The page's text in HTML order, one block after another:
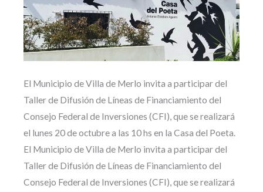
El Municipio de Villa de Merlo invita a participar del
Taller de Difusión de Líneas de Financiamiento del
Consejo Federal de Inversiones (CFI), que se realizará
el lunes 20 de octubre a las 10 hs en la Casa del Poeta.
El Municipio de Villa de Merlo invita a participar del
Taller de Difusión de Líneas de Financiamiento del
Consejo Federal de Inversiones (CFI), que se realizará